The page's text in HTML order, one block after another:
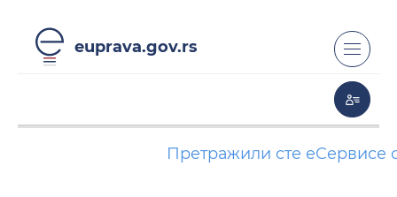
euprava.gov.rs
Претражили сте еСервисе